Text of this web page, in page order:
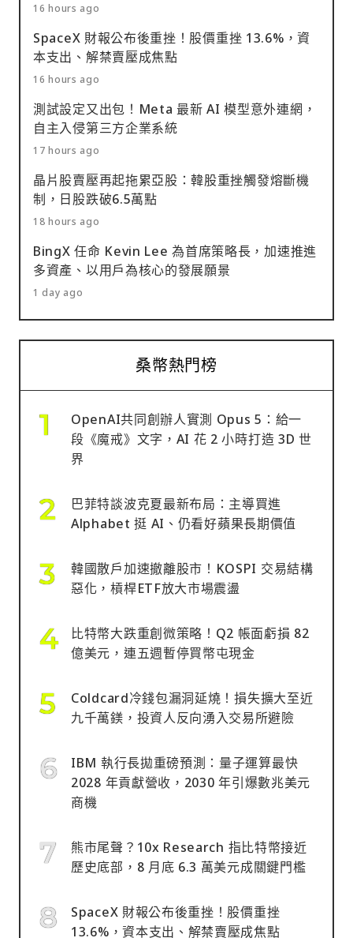
16 hours ago
SpaceX 財報公布後重挫！股價重挫 13.6%，資
本支出、解禁賣壓成焦點
16 hours ago
測試設定又出包！Meta 最新 AI 模型意外連網，
自主入侵第三方企業系統
17 hours ago
晶片股賣壓再起拖累亞股：韓股重挫觸發熔斷機
制，日股跌破6.5萬點
18 hours ago
BingX 任命 Kevin Lee 為首席策略長，加速推進
多資產、以用戶為核心的發展願景
1 day ago
桑幣熱門榜
OpenAI共同創辦人實測 Opus 5：給一
段《魔戒》文字，AI 花 2 小時打造 3D 世
界
巴菲特談波克夏最新布局：主導買進
Alphabet 挺 AI、仍看好蘋果長期價值
韓國散戶加速撤離股市！KOSPI 交易結構
惡化，槓桿ETF放大市場震盪
比特幣大跌重創微策略！Q2 帳面虧損 82
億美元，連五週暫停買幣屯現金
Coldcard冷錢包漏洞延燒！損失擴大至近
九千萬鎂，投資人反向湧入交易所避險
IBM 執行長拋重磅預測：量子運算最快
2028 年貢獻營收，2030 年引爆數兆美元
商機
熊市尾聲？10x Research 指比特幣接近
歷史底部，8 月底 6.3 萬美元成關鍵門檻
SpaceX 財報公布後重挫！股價重挫
13.6%，資本支出、解禁賣壓成焦點